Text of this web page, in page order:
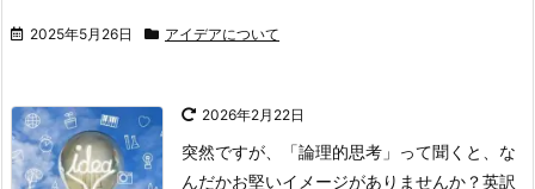
2025年5月26日 アイデアについて
2026年2月22日
突然ですが、「論理的思考」って聞くと、な
んだかお堅いイメージがありませんか？英訳